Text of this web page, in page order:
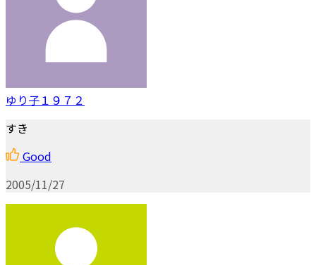
ゆり子１９７２
すき
Good
2005/11/27